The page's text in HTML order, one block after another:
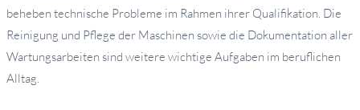
beheben technische Probleme im Rahmen ihrer Qualifikation. Die
Reinigung und Pflege der Maschinen sowie die Dokumentation aller
Wartungsarbeiten sind weitere wichtige Aufgaben im beruflichen
Alltag.